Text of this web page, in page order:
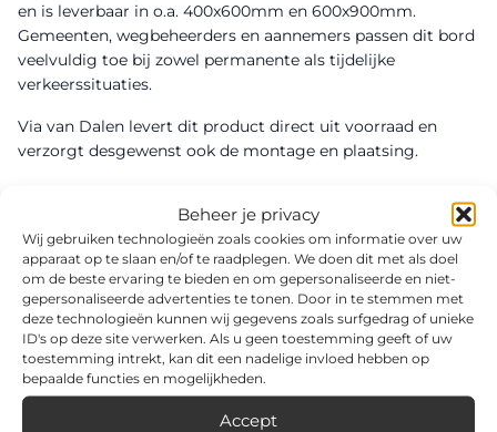
Beheer je privacy
Wij gebruiken technologieën zoals cookies om informatie over uw
apparaat op te slaan en/of te raadplegen. We doen dit met als doel
om de beste ervaring te bieden en om gepersonaliseerde en niet-
gepersonaliseerde advertenties te tonen. Door in te stemmen met
deze technologieën kunnen wij gegevens zoals surfgedrag of unieke
ID's op deze site verwerken. Als u geen toestemming geeft of uw
toestemming intrekt, kan dit een nadelige invloed hebben op
bepaalde functies en mogelijkheden.
Accept
en is leverbaar in o.a. 400x600mm en 600x900mm.
Gemeenten, wegbeheerders en aannemers passen dit bord
veelvuldig toe bij zowel permanente als tijdelijke
verkeerssituaties.
Via van Dalen levert dit product direct uit voorraad en
verzorgt desgewenst ook de montage en plaatsing.